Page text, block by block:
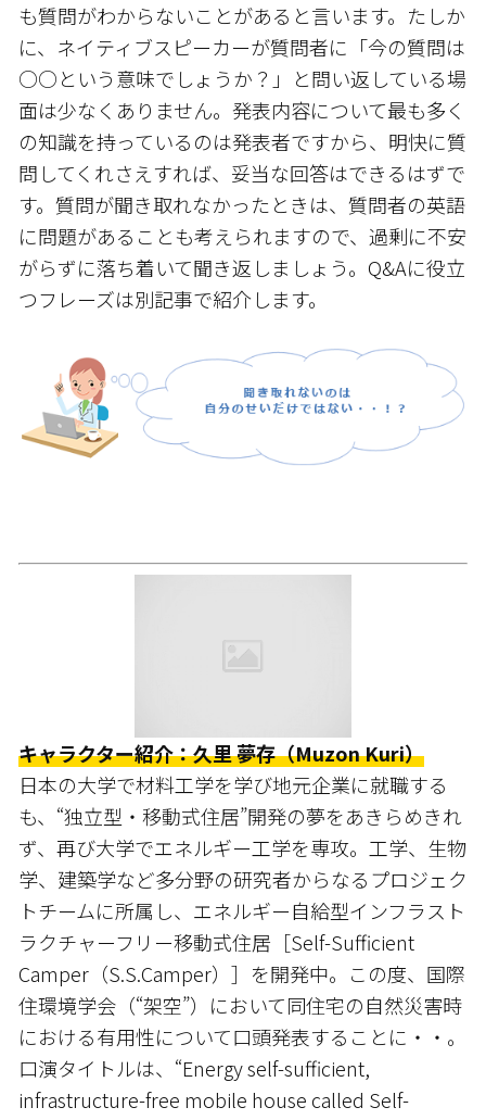
も質問がわからないことがあると言います。たしか
に、ネイティブスピーカーが質問者に「今の質問は
○○という意味でしょうか？」と問い返している場
面は少なくありません。発表内容について最も多く
の知識を持っているのは発表者ですから、明快に質
問してくれさえすれば、妥当な回答はできるはずで
す。質問が聞き取れなかったときは、質問者の英語
に問題があることも考えられますので、過剰に不安
がらずに落ち着いて聞き返しましょう。Q&Aに役立
つフレーズは別記事で紹介します。
キャラクター紹介：久里 夢存（Muzon Kuri）
日本の大学で材料工学を学び地元企業に就職する
も、“独立型・移動式住居”開発の夢をあきらめきれ
ず、再び大学でエネルギー工学を専攻。工学、生物
学、建築学など多分野の研究者からなるプロジェク
トチームに所属し、エネルギー自給型インフラスト
ラクチャーフリー移動式住居［Self-Sufficient
Camper（S.S.Camper）］を開発中。この度、国際
住環境学会（“架空”）において同住宅の自然災害時
における有用性について口頭発表することに・・。
口演タイトルは、“Energy self-sufficient,
infrastructure-free mobile house called Self-